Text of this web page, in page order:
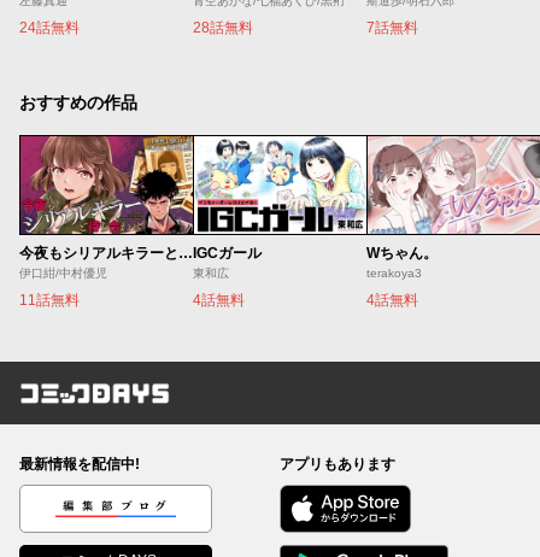
24話無料 28話無料 7話無料
おすすめの作品
今夜もシリアルキラーと待ち合わせ
伊口紺/中村優児
11話無料
IGCガール
東和広
4話無料
Wちゃん。
terakoya3
4話無料
コミックDAYS
最新情報を配信中!
編集部ブログ
アプリもあります